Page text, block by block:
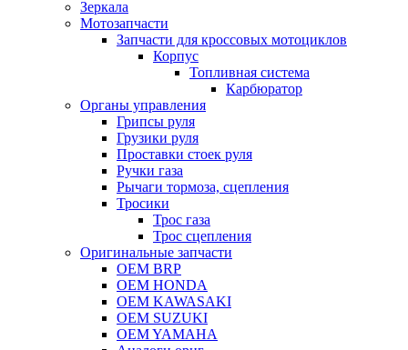
Зеркала
Мотозапчасти
Запчасти для кроссовых мотоциклов
Корпус
Топливная система
Карбюратор
Органы управления
Грипсы руля
Грузики руля
Проставки стоек руля
Ручки газа
Рычаги тормоза, сцепления
Тросики
Трос газа
Трос сцепления
Оригинальные запчасти
OEM BRP
OEM HONDA
OEM KAWASAKI
OEM SUZUKI
OEM YAMAHA